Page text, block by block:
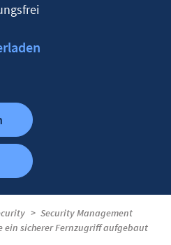
Security Management
ein sicherer Fernzugriff aufgebaut